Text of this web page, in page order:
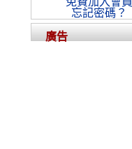
忘記密碼？
廣告